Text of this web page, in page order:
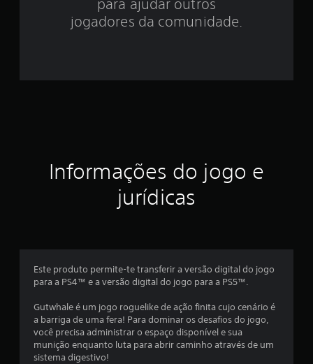
l
e
m
u
m
para ajudar outros
jogadores da comunidade.
Informações do jogo e
jurídicas
Este produto permite-te transferir a versão digital do jogo
para a PS4™ e a versão digital do jogo para a PS5™.
Gutwhale é um jogo roguelike de ação finita cujo cenário é
a barriga de uma fera! Para dominar os desafios do jogo,
você precisa administrar o espaço disponível e sua
munição enquanto luta para abrir caminho através de um
sistema digestivo!